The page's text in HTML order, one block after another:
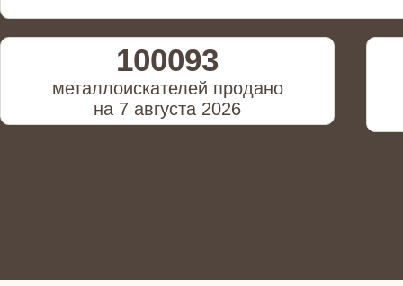
100093
металлоискателей продано
на 7 августа 2026